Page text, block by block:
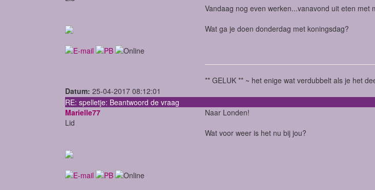
Vandaag nog even werken...vanavond uit eten met
Wat ga je doen donderdag met koningsdag?
** GELUK ** ~ het enige wat verdubbelt als je het
Datum: 25-04-2017 08:12:01
RE: spelletje: Beantwoord de vraag
Marielle77
Lid
Naar Londen!
Wat voor weer is het nu bij jou?